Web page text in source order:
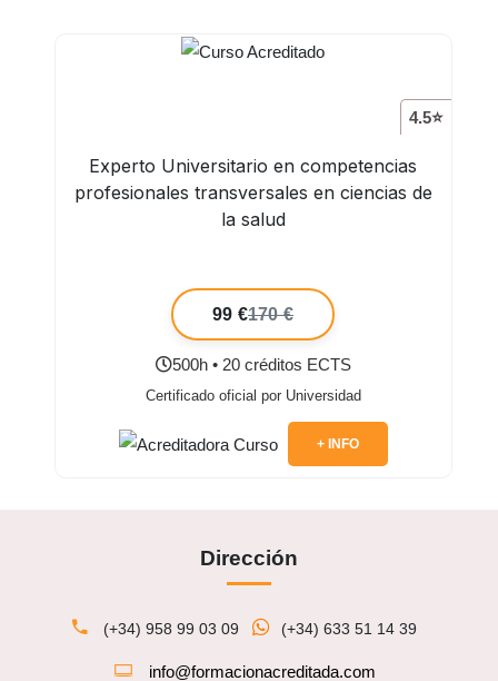
4.5⭐
Experto Universitario en competencias
profesionales transversales en ciencias de
la salud
99 €170 €
500h • 20 créditos ECTS
Certificado oficial por Universidad
+ INFO
Dirección
(+34) 958 99 03 09 (+34) 633 51 14 39
info@formacionacreditada.com